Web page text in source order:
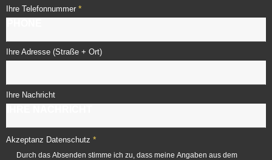
Ihre Telefonnummer *
Ihre Adresse (Straße + Ort)
Ihre Nachricht
Akzeptanz Datenschutz *
Durch das Absenden stimme ich zu, dass meine Angaben aus dem